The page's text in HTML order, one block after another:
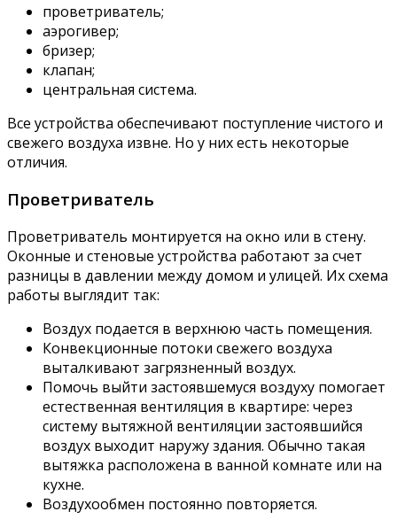
проветриватель;
аэрогивер;
бризер;
клапан;
центральная система.
Все устройства обеспечивают поступление чистого и
свежего воздуха извне. Но у них есть некоторые
отличия.
Проветриватель
Проветриватель монтируется на окно или в стену.
Оконные и стеновые устройства работают за счет
разницы в давлении между домом и улицей. Их схема
работы выглядит так:
Воздух подается в верхнюю часть помещения.
Конвекционные потоки свежего воздуха
выталкивают загрязненный воздух.
Помочь выйти застоявшемуся воздуху помогает
естественная вентиляция в квартире: через
систему вытяжной вентиляции застоявшийся
воздух выходит наружу здания. Обычно такая
вытяжка расположена в ванной комнате или на
кухне.
Воздухообмен постоянно повторяется.